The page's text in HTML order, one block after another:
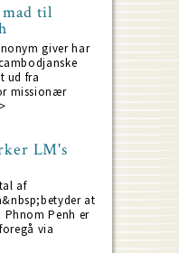
til
giver har
ud fra
missionær
LM's
af
at
Phnom Penh er
via